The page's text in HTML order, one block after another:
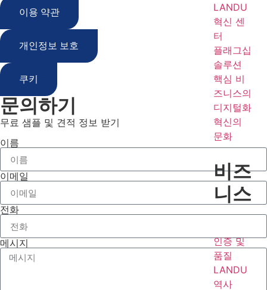
LANDU
혁신 센
터
플래그십
솔루션
핵심 비
즈니스의
디지털화
혁신의
문화
비즈
니스
인증 및
품질
LANDU
역사
이용 약관
개인정보 보호
쿠키
문의하기
무료 샘플 및 견적 정보 받기
이름
이메일
전화
메시지